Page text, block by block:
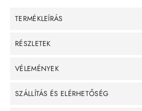
TERMÉKLEÍRÁS
RÉSZLETEK
VÉLEMÉNYEK
SZÁLLÍTÁS ÉS ELÉRHETŐSÉG